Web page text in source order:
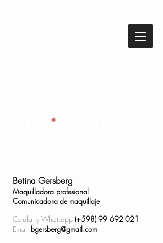
Betina Gersberg
Maquilladora profesional
Comunicadora de maquillaje
Celular y Whatsapp (+598) 99 692 021
Email bgersberg@gmail.com